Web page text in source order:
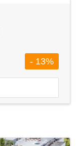
- 13%